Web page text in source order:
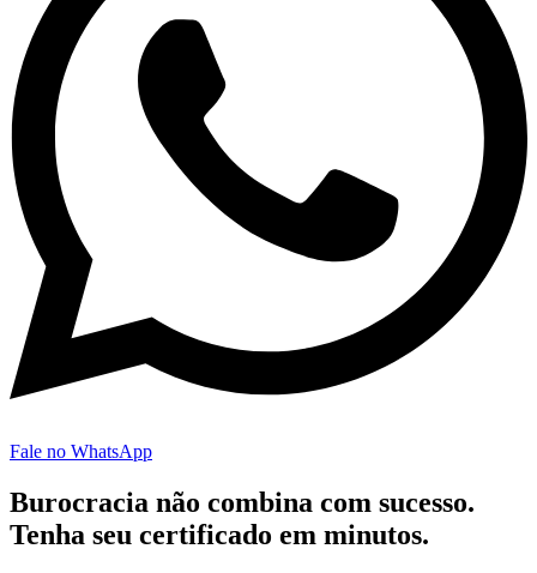
Fale no WhatsApp
Burocracia não combina com sucesso.
Tenha seu certificado em minutos.